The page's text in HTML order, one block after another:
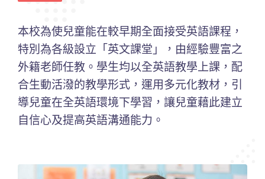
本校為使兒童能在較早期全面接受英語課程，
特別為各級設立「英文課堂」，由經驗豐富之
外籍老師任教。學生均以全英語教學上課，配
合生動活潑的教學形式，運用多元化教材，引
導兒童在全英語環境下學習，讓兒童藉此建立
自信心及提高英語溝通能力。